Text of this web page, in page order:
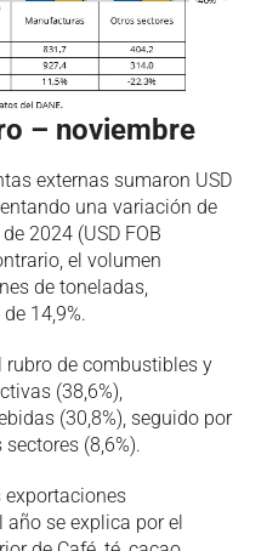
– noviembre
externas sumaron USD
una variación de
2024 (USD FOB
el volumen
de toneladas,
14,9%.
de combustibles y
(38,6%),
(30,8%), seguido por
(8,6%).
exportaciones
se explica por el